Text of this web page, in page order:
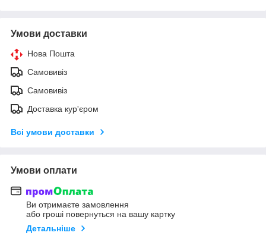
Умови доставки
Нова Пошта
Самовивіз
Самовивіз
Доставка кур'єром
Всі умови доставки
Умови оплати
Ви отримаєте замовлення
або гроші повернуться на вашу картку
Детальніше